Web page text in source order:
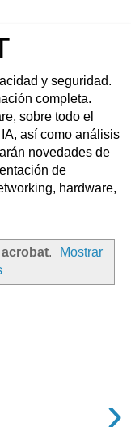
y seguridad.
completa.
sobre todo el
así como análisis
novedades de
de
hardware,
acrobat.
Mostrar
›